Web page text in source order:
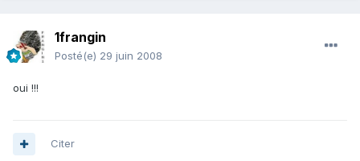
1frangin
Posté(e) 29 juin 2008
oui !!!
Citer